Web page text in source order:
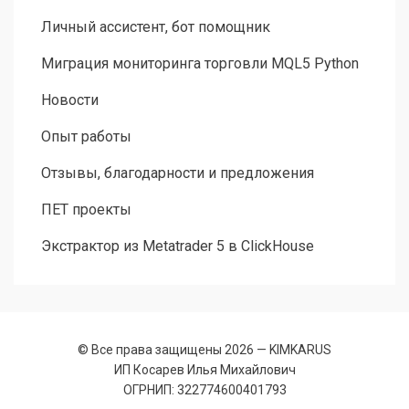
Личный ассистент, бот помощник
Миграция мониторинга торговли MQL5 Python
Новости
Опыт работы
Отзывы, благодарности и предложения
ПЕТ проекты
Экстрактор из Metatrader 5 в ClickHouse
© Все права защищены 2026 — KIMKARUS
ИП Косарев Илья Михайлович
ОГРНИП: 322774600401793